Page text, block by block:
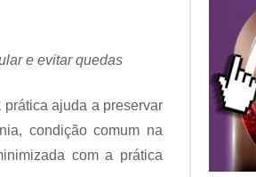
e evitar quedas
ajuda a preservar
condição comum na
com a prática